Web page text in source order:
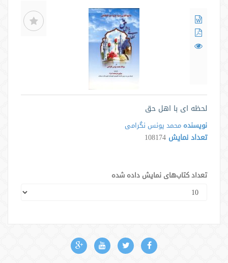
لحظه ای با اهل حق
نویسنده محمد یونس نگرامی
تعداد نمایش 108174
تعداد کتاب‌های نمایش داده شده